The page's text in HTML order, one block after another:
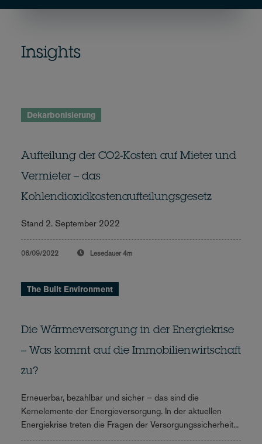
Insights
Dekarbonisierung
Aufteilung der CO2-Kosten auf Mieter und
Vermieter – das
Kohlendioxidkostenaufteilungsgesetz
Stand 2. September 2022
06/09/2022 Lesedauer 4m
The Built Environment
Die Wärmeversorgung in der Energiekrise
– Was kommt auf die Immobilienwirtschaft
zu?
Erneuerbar, bezahlbar und sicher – das sind die
Kernelemente der Energieversorgung. In der aktuellen
Energiekrise treten die Fragen der Versorgungssicherheit...